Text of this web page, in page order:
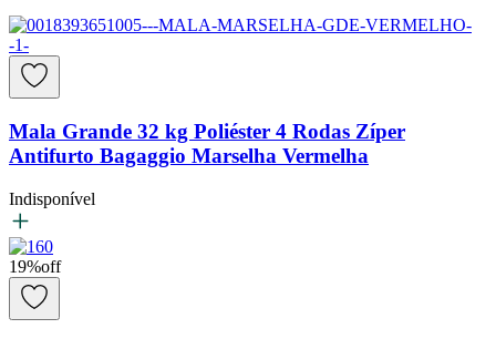
Mala Grande 32 kg Poliéster 4 Rodas Zíper
Antifurto Bagaggio Marselha Vermelha
Indisponível
19%off